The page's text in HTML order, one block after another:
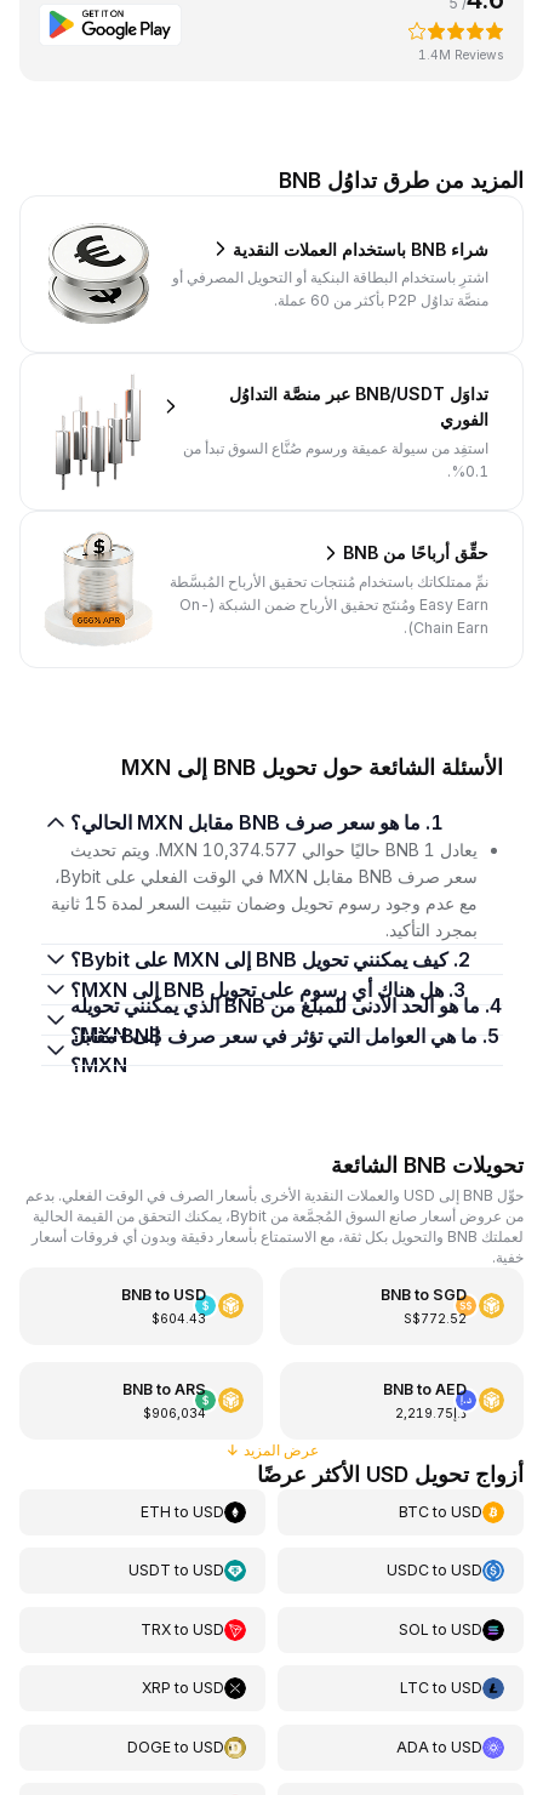
1.4M Reviews
المزيد من طرق تداوُل BNB
شراء BNB باستخدام العملات النقدية
اشترِ باستخدام البطاقة البنكية أو التحويل المصرفي أو
منصَّة تداوُل P2P بأكثر من 60 عملة.
تداوَل BNB/USDT عبر منصَّة التداوُل
الفوري
استفِد من سيولة عميقة ورسوم صُنَّاع السوق تبدأ من
0.1%.
حقِّق أرباحًا من BNB
نمِّ ممتلكاتك باستخدام مُنتجات تحقيق الأرباح المُبسَّطة
Easy Earn ومُنتَج تحقيق الأرباح ضمن الشبكة (On-
Chain Earn).
الأسئلة الشائعة حول تحويل BNB إلى MXN
1. ما هو سعر صرف BNB مقابل MXN الحالي؟
يعادل 1 BNB حاليًا حوالي 10,374.577 MXN. ويتم تحديث
سعر صرف BNB مقابل MXN في الوقت الفعلي على Bybit،
مع عدم وجود رسوم تحويل وضمان تثبيت السعر لمدة 15 ثانية
بمجرد التأكيد.
2. كيف يمكنني تحويل BNB إلى MXN على Bybit؟
3. هل هناك أي رسوم على تحويل BNB إلى MXN؟
4. ما هو الحد الأدنى للمبلغ من BNB الذي يمكنني تحويله
إلى MXN؟ 5. ما هي العوامل التي تؤثر في سعر صرف BNB مقابل
MXN؟
تحويلات BNB الشائعة
حوِّل BNB إلى USD والعملات النقدية الأخرى بأسعار الصرف في الوقت الفعلي. بدعم
من عروض أسعار صانع السوق المُجمَّعة من Bybit، يمكنك التحقق من القيمة الحالية
لعملتك BNB والتحويل بكل ثقة، مع الاستمتاع بأسعار دقيقة وبدون أي فروقات أسعار
خفية.
BNB to SGD
S$772.52
BNB to USD
$604.43
BNB toAED
د.إ2,219.75
BNB toARS
$906,034
عرض المزيد ↓
أزواج تحويل USD الأكثر عرضًا
BTCtoUSD
ETH toUSD
USDCtoUSD
USDT toUSD
SOL toUSD
TRXtoUSD
LTCtoUSD
XRP toUSD
ADA toUSD
DOGEtoUSD